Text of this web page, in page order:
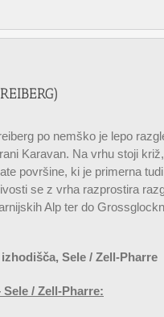
po nemško je lepo
Karavan. Na vrhu stoji
površine, ki je primerna
se z vrha razprostira
Alp ter do
Sele / Zell-Pharre
Sele / Zell-Pharre: